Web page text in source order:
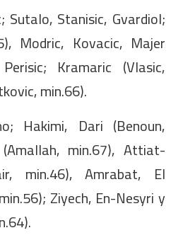
Sutalo, Stanisic, Gvardiol;
Modric, Kovacic, Majer
Kramaric (Vlasic,
min.66).
Hakimi, Dari (Benoun,
min.67), Attiat-
min.46), Amrabat, El
Ziyech, En-Nesyri y